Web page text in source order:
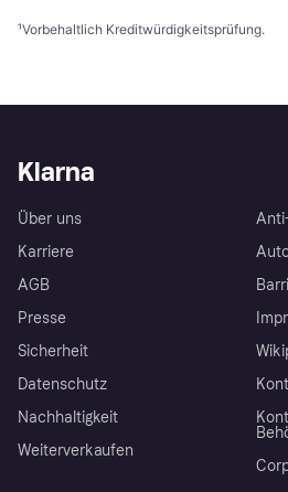
¹Vorbehaltlich Kreditwürdigkeitsprüfung.
Klarna
Über uns
Karriere
AGB
Presse
Sicherheit
Datenschutz
Nachhaltigkeit
Weiterverkaufen